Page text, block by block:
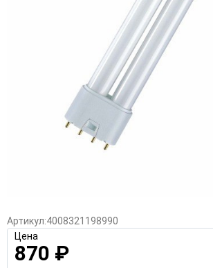
Артикул:4008321198990
Цена
870 ₽